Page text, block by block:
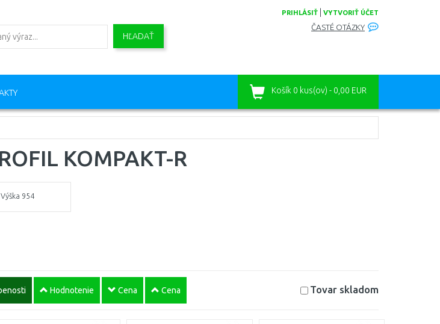
PRIHLÁSIŤ VYTVORIŤ ÚČET
ČASTÉ OTÁZKY
HĽADAŤ
Košík 0 kus(ov) - 0,00 EUR
KOMPAKT-R
Výška 954
Hodnotenie Cena Cena Tovar skladom